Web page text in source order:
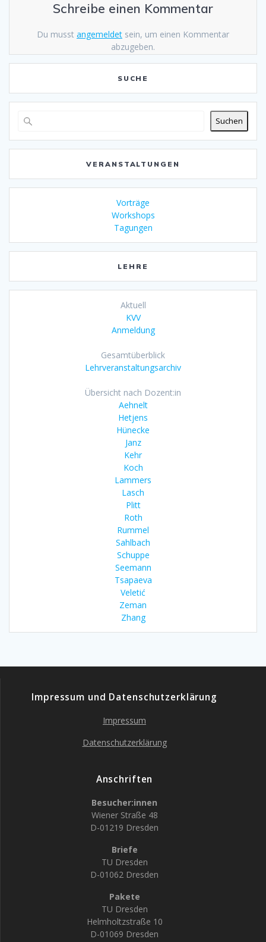
Schreibe einen Kommentar
Du musst angemeldet sein, um einen Kommentar
abzugeben.
SUCHE
Suchen
VERANSTALTUNGEN
Vorträge
Workshops
Tagungen
LEHRE
Aktuell
KVV
Anmeldung
Gesamtüberblick
Lehrveranstaltungsarchiv
Übersicht nach Dozent:in
Aehnelt
Hetjens
Hünecke
Janz
Kehr
Koch
Lammers
Lasch
Plitt
Roth
Rummel
Sahlbach
Schuppe
Seemann
Tsapaeva
Veletić
Zeman
Zhang
Impressum und Datenschutzerklärung
Impressum
Datenschutzerklärung
Anschriften
Besucher:innen
Wiener Straße 48
D-01219 Dresden
Briefe
TU Dresden
D-01062 Dresden
Pakete
TU Dresden
Helmholtzstraße 10
D-01069 Dresden